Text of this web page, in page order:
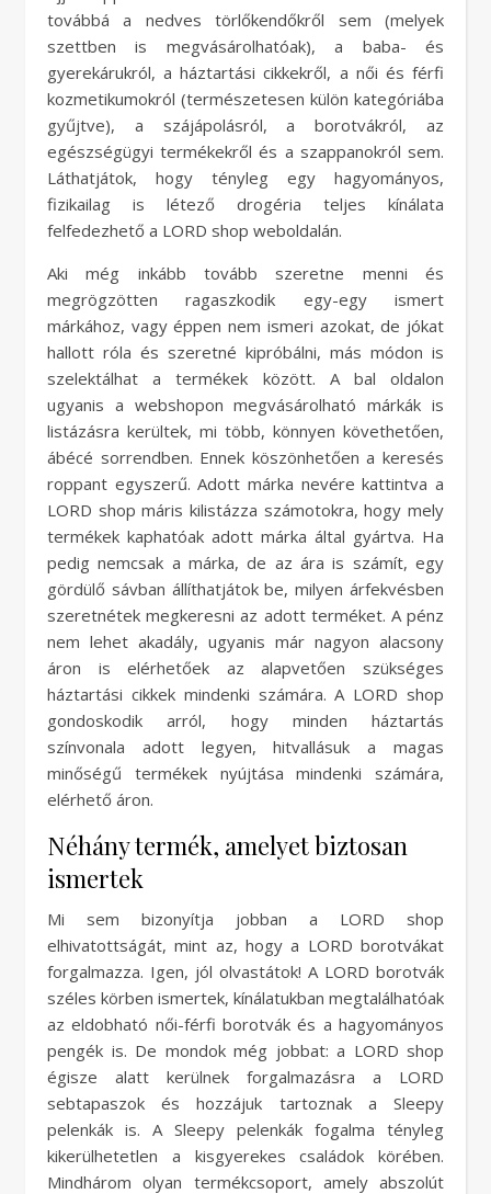
továbbá a nedves törlőkendőkről sem (melyek
szettben is megvásárolhatóak), a baba- és
gyerekárukról, a háztartási cikkekről, a női és férfi
kozmetikumokról (természetesen külön kategóriába
gyűjtve), a szájápolásról, a borotvákról, az
egészségügyi termékekről és a szappanokról sem.
Láthatjátok, hogy tényleg egy hagyományos,
fizikailag is létező drogéria teljes kínálata
felfedezhető a LORD shop weboldalán.
Aki még inkább tovább szeretne menni és
megrögzötten ragaszkodik egy-egy ismert
márkához, vagy éppen nem ismeri azokat, de jókat
hallott róla és szeretné kipróbálni, más módon is
szelektálhat a termékek között. A bal oldalon
ugyanis a webshopon megvásárolható márkák is
listázásra kerültek, mi több, könnyen követhetően,
ábécé sorrendben. Ennek köszönhetően a keresés
roppant egyszerű. Adott márka nevére kattintva a
LORD shop máris kilistázza számotokra, hogy mely
termékek kaphatóak adott márka által gyártva. Ha
pedig nemcsak a márka, de az ára is számít, egy
gördülő sávban állíthatjátok be, milyen árfekvésben
szeretnétek megkeresni az adott terméket. A pénz
nem lehet akadály, ugyanis már nagyon alacsony
áron is elérhetőek az alapvetően szükséges
háztartási cikkek mindenki számára. A LORD shop
gondoskodik arról, hogy minden háztartás
színvonala adott legyen, hitvallásuk a magas
minőségű termékek nyújtása mindenki számára,
elérhető áron.
Néhány termék, amelyet biztosan
ismertek
Mi sem bizonyítja jobban a LORD shop
elhivatottságát, mint az, hogy a LORD borotvákat
forgalmazza. Igen, jól olvastátok! A LORD borotvák
széles körben ismertek, kínálatukban megtalálhatóak
az eldobható női-férfi borotvák és a hagyományos
pengék is. De mondok még jobbat: a LORD shop
égisze alatt kerülnek forgalmazásra a LORD
sebtapaszok és hozzájuk tartoznak a Sleepy
pelenkák is. A Sleepy pelenkák fogalma tényleg
kikerülhetetlen a kisgyerekes családok körében.
Mindhárom olyan termékcsoport, amely abszolút